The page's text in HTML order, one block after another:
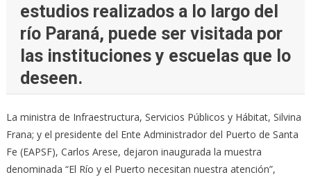
estudios realizados a lo largo del
río Paraná, puede ser visitada por
las instituciones y escuelas que lo
deseen.
La ministra de Infraestructura, Servicios Públicos y Hábitat, Silvina
Frana; y el presidente del Ente Administrador del Puerto de Santa
Fe (EAPSF), Carlos Arese, dejaron inaugurada la muestra
denominada “El Río y el Puerto necesitan nuestra atención”,